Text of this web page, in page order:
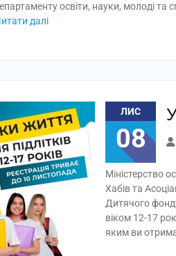
освіти, науки, молоді та
далі
ЛИС
08
Міністерство
Хабів та
Дитячого
віком 12-17
яким ви